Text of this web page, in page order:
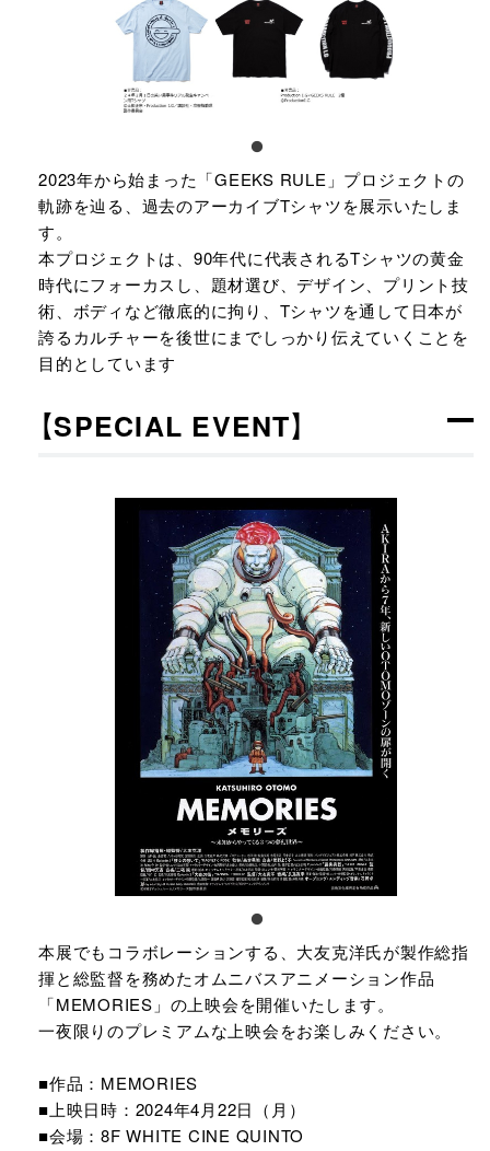
2023年から始まった「GEEKS RULE」プロジェクトの
軌跡を辿る、過去のアーカイブTシャツを展示いたしま
す。
本プロジェクトは、90年代に代表されるTシャツの黄金
時代にフォーカスし、題材選び、デザイン、プリント技
術、ボディなど徹底的に拘り、Tシャツを通して日本が
誇るカルチャーを後世にまでしっかり伝えていくことを
目的としています
【SPECIAL EVENT】
本展でもコラボレーションする、大友克洋氏が製作総指
揮と総監督を務めたオムニバスアニメーション作品
「MEMORIES」の上映会を開催いたします。
一夜限りのプレミアムな上映会をお楽しみください。
■作品：MEMORIES​
■上映日時：2024年4月22日（月）​
■会場：8F WHITE CINE QUINTO​